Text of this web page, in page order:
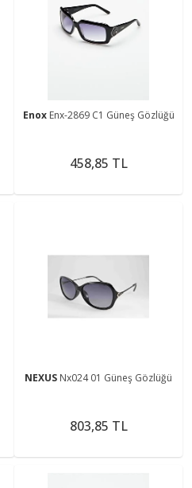
Enox Enx-2869 C1 Güneş Gözlüğü
458,85 TL
NEXUS Nx024 01 Güneş Gözlüğü
803,85 TL